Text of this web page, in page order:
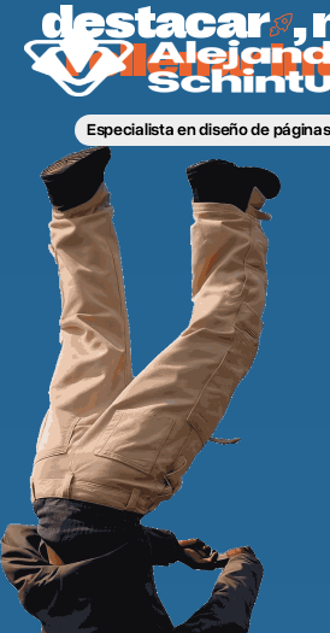
destacar ,
rellenar
Especialista en diseño de